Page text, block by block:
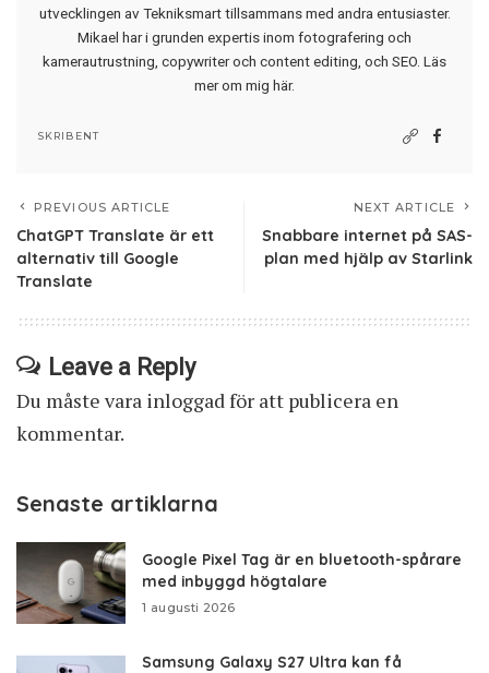
utvecklingen av Tekniksmart tillsammans med andra entusiaster.
Mikael har i grunden expertis inom fotografering och
kamerautrustning, copywriter och content editing, och SEO. Läs
mer om mig här.
SKRIBENT
PREVIOUS ARTICLE
ChatGPT Translate är ett
alternativ till Google
Translate
NEXT ARTICLE
Snabbare internet på SAS-
plan med hjälp av Starlink
Leave a Reply
Du måste vara inloggadför att publicera en
kommentar.
Senaste artiklarna
Google Pixel Tag är en bluetooth-spårare
med inbyggd högtalare
1 augusti 2026
Samsung Galaxy S27 Ultra kan få